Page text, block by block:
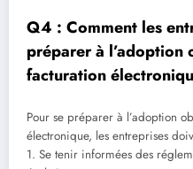
Q4 : Comment les
préparer à
facturation
Pour se préparer à l’adoption
électronique, les entreprises
1. Se tenir informées des